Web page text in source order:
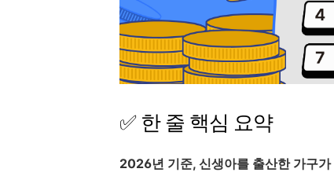
✅ 한 줄 핵심 요약
2026년 기준, 신생아를 출산한 가구가